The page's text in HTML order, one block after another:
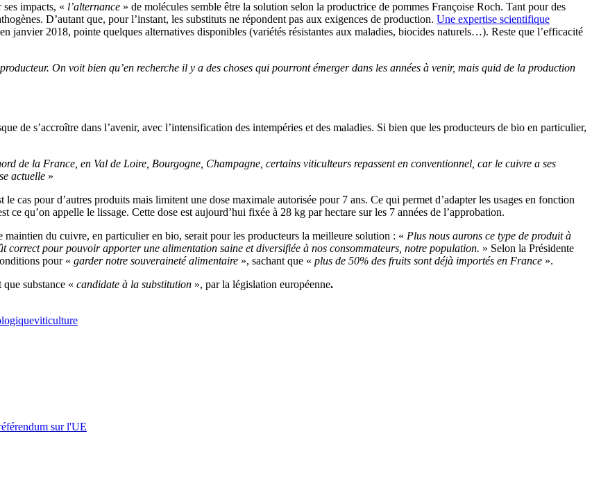
impacts, « l’alternance » de molécules semble être la solution selon la productrice de pommes Françoise Roch. Tant pour des
D’autant que, pour l’instant, les substituts ne répondent pas aux exigences de production. Une expertise scientifique
janvier 2018, pointe quelques alternatives disponibles (variétés résistantes aux maladies, biocides naturels…). Reste que l’efficacité
On voit bien qu’en recherche il y a des choses qui pourront émerger dans les années à venir, mais quid de la production
de s’accroître dans l’avenir, avec l’intensification des intempéries et des maladies. Si bien que les producteurs de bio en particulier,
de la France, en Val de Loire, Bourgogne, Champagne, certains viticulteurs repassent en conventionnel, car le cuivre a ses
actuelle »
cas pour d’autres produits mais limitent une dose maximale autorisée pour 7 ans. Ce qui permet d’adapter les usages en fonction
ce qu’on appelle le lissage. Cette dose est aujourd’hui fixée à 28 kg par hectare sur les 7 années de l’approbation.
maintien du cuivre, en particulier en bio, serait pour les producteurs la meilleure solution : « Plus nous aurons ce type de produit à
correct pour pouvoir apporter une alimentation saine et diversifiée à nos consommateurs, notre population. » Selon la Présidente
pour « garder notre souveraineté alimentaire », sachant que « plus de 50% des fruits sont déjà importés en France ».
substance « candidate à la substitution », par la législation européenne.
viticulture
sur l'UE